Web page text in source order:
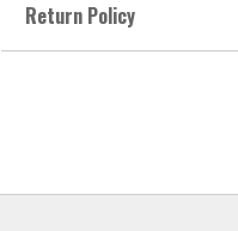
Return Policy